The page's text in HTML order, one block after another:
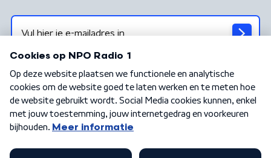
Algemene voorwaarden